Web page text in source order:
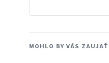
MOHLO BY VÁS ZAUJAŤ